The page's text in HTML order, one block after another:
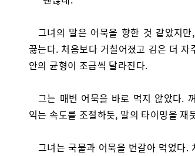
그녀의 말은 어묵을 향한 것 같았지
끓는다. 처음보다 거칠어졌고 김은 더
안의 균형이 조금씩 달라진다.
그는 매번 어묵을 바로 먹지 않았다.
익는 속도를 조절하듯, 말의 타이밍을 재
그녀는 국물과 어묵을 번갈아 먹었다